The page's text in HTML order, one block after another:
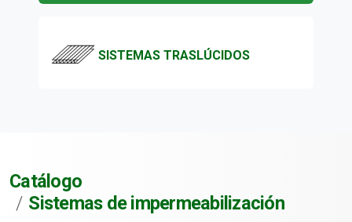
SISTEMAS TRASLÚCIDOS
Catálogo
Sistemas de impermeabilización